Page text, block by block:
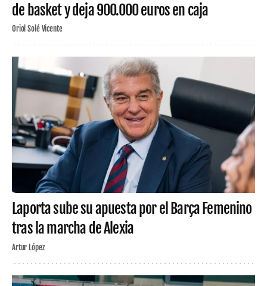
de basket y deja 900.000 euros en caja
Oriol Solé Vicente
Laporta sube su apuesta por el Barça Femenino
tras la marcha de Alexia
Artur López